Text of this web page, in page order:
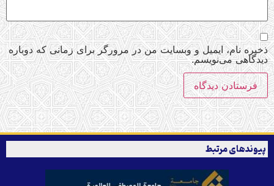
ذخیره نام، ایمیل و وبسایت من در مرورگر برای زمانی که دوباره
دیدگاهی می‌نویسم.
پیوندهای مرتبط